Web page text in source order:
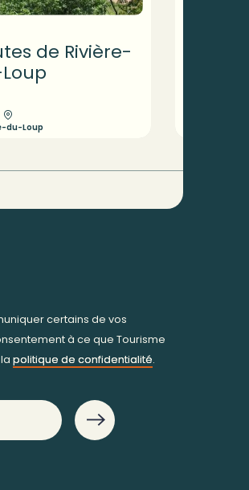
de Rivière-
du-Loup
certains de vos
à ce que Tourisme
politique de confidentialité.